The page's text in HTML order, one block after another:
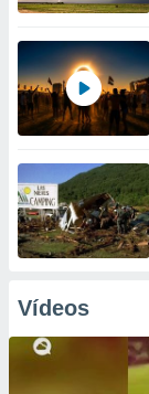
Vídeos